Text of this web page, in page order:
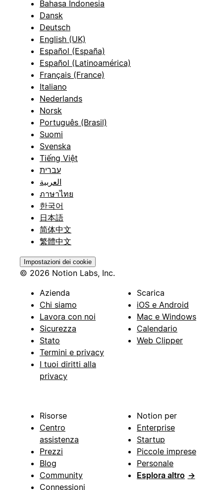
Bahasa Indonesia
Dansk
Deutsch
English (UK)
Español (España)
Español (Latinoamérica)
Français (France)
Italiano
Nederlands
Norsk
Português (Brasil)
Suomi
Svenska
Tiếng Việt
עברית
العربية
ภาษาไทย
한국어
日本語
简体中文
繁體中文
Impostazioni dei cookie
© 2026 Notion Labs, Inc.
Azienda
Chi siamo
Lavora con noi
Sicurezza
Stato
Termini e privacy
I tuoi diritti alla
privacy
Scarica
iOS e Android
Mac e Windows
Calendario
Web Clipper
Risorse
Centro
assistenza
Prezzi
Blog
Community
Connessioni
Notion per
Enterprise
Startup
Piccole imprese
Personale
Esplora altro →